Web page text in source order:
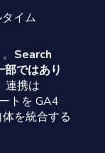
イム
Search
ではあり
連携は
トを GA4
を統合する